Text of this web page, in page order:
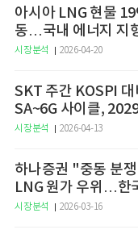
아시아 LNG 현물
동…국내 에너지 지
시장분석 2026-04-20
SKT 주간 KOSPI
SA~6G 사이클,
예고
시장분석 2026-04-13
하나증권 "중동 분
LNG 원가 우위…한
승 전망"
시장분석 2026-03-16